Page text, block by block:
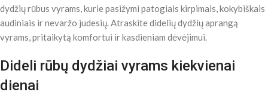
dydžių rūbus vyrams, kurie pasižymi patogiais kirpimais, kokybiškais
audiniais ir nevaržo judesių. Atraskite didelių dydžių aprangą
vyrams, pritaikytą komfortui ir kasdieniam dėvėjimui.
Dideli rūbų dydžiai vyrams kiekvienai
dienai